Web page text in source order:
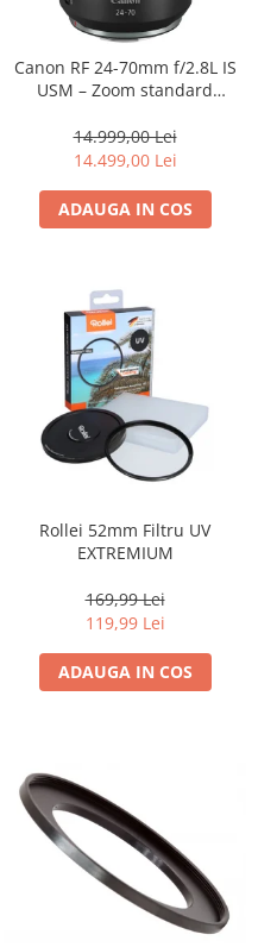
Canon RF 24-70mm f/2.8L IS
USM – Zoom standard
14.999,00 Lei
14.499,00 Lei
ADAUGA IN COS
Rollei 52mm Filtru UV
EXTREMIUM
169,99 Lei
119,99 Lei
ADAUGA IN COS